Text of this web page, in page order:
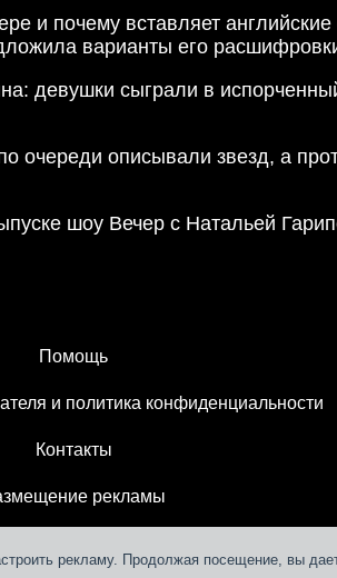
рекламу. Продолжая посещение, вы
и почему вставляет
варианты его
девушки сыграли в
очереди описывали звезд, а
шоу Вечер с Натальей
Помощь
и политика конфиденциальности
Контакты
рекламы